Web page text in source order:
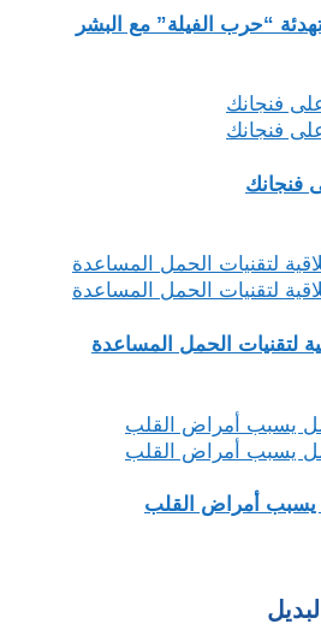
تهدئة “حرب الفيلة” مع البشر
فنجانك
لتقنيات الحمل المساعدة
يسبب أمراض القلب